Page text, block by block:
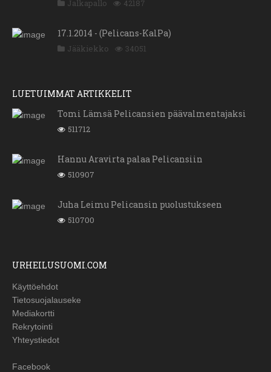
Jalkapallo 42187
17.1.2014 - (Pelicans-KalPa)
Jääkiekko 34051
LUETUIMMAT ARTIKKELIT
Tomi Lämsä Pelicansien päävalmentajaksi
511712
Hannu Aravirta palaa Pelicansiin
510907
Juha Leimu Pelicansin puolustukseen
510700
URHEILUSUOMI.COM
Käyttöehdot
Tietosuojalauseke
Mediakortti
Rekrytointi
Yhteystiedot
Facebook